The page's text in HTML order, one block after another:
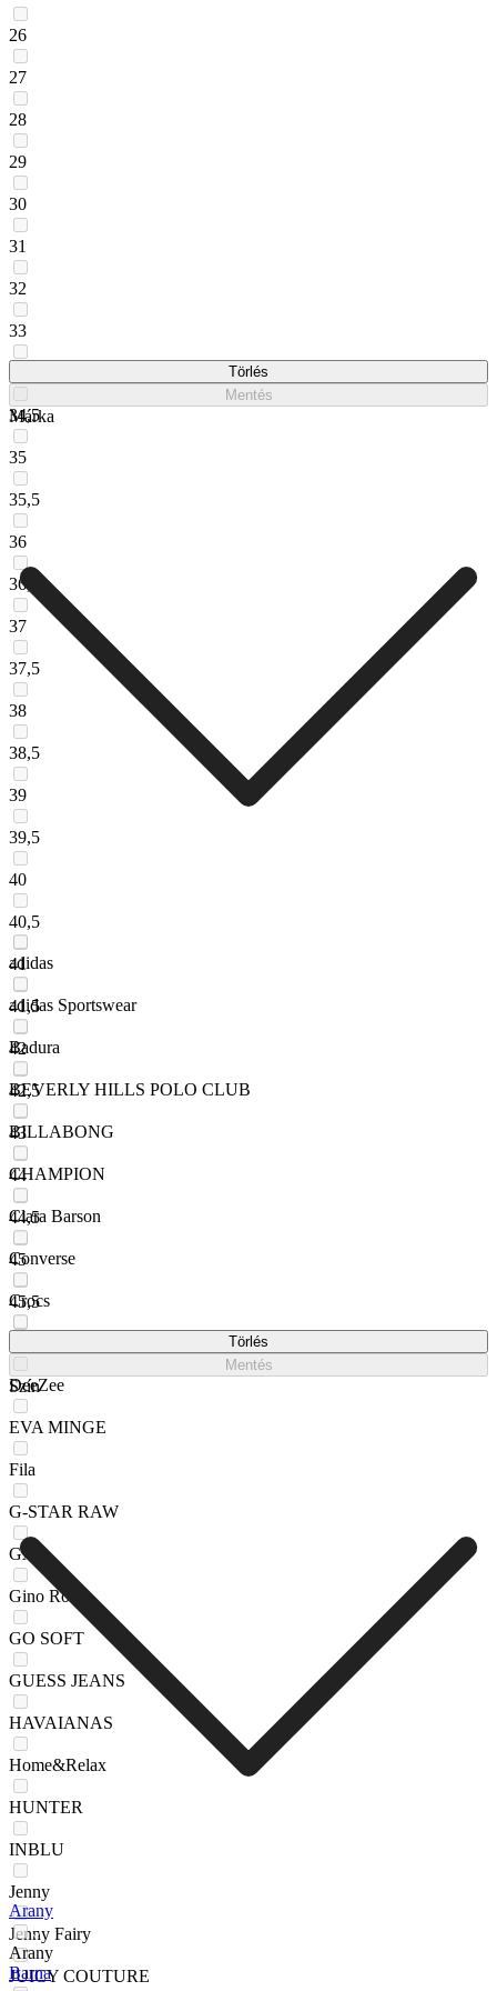
26
27
28
29
30
31
32
33
34,5
35
35,5
36
36,5
37
37,5
38
38,5
39
39,5
40
40,5
41
41,5
42
42,5
43
44
44,5
45
45,5
Törlés
Mentés
Márka
adidas
adidas Sportswear
Badura
BEVERLY HILLS POLO CLUB
BILLABONG
CHAMPION
Clara Barson
Converse
Crocs
DeeZee
EVA MINGE
Fila
G-STAR RAW
GAP
Gino Rossi
GO SOFT
GUESS JEANS
HAVAIANAS
Home&Relax
HUNTER
INBLU
Jenny
Jenny Fairy
JUICY COUTURE
Törlés
Mentés
Szín
Arany
Arany
Barna